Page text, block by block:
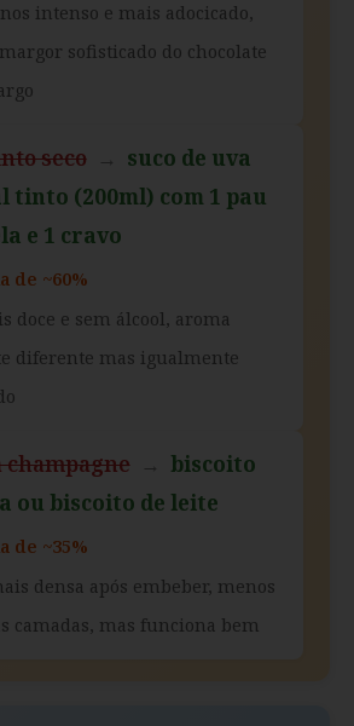
intenso e mais adocicado,
sofisticado do chocolate
seco → suco de uva
tinto (200ml) com 1 pau
e 1 cravo
de ~60%
doce e sem álcool, aroma
diferente mas igualmente
champagne → biscoito
ou biscoito de leite
de ~35%
densa após embeber, menos
camadas, mas funciona bem